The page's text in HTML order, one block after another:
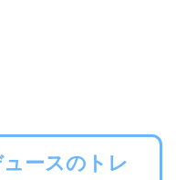
ースのトレ